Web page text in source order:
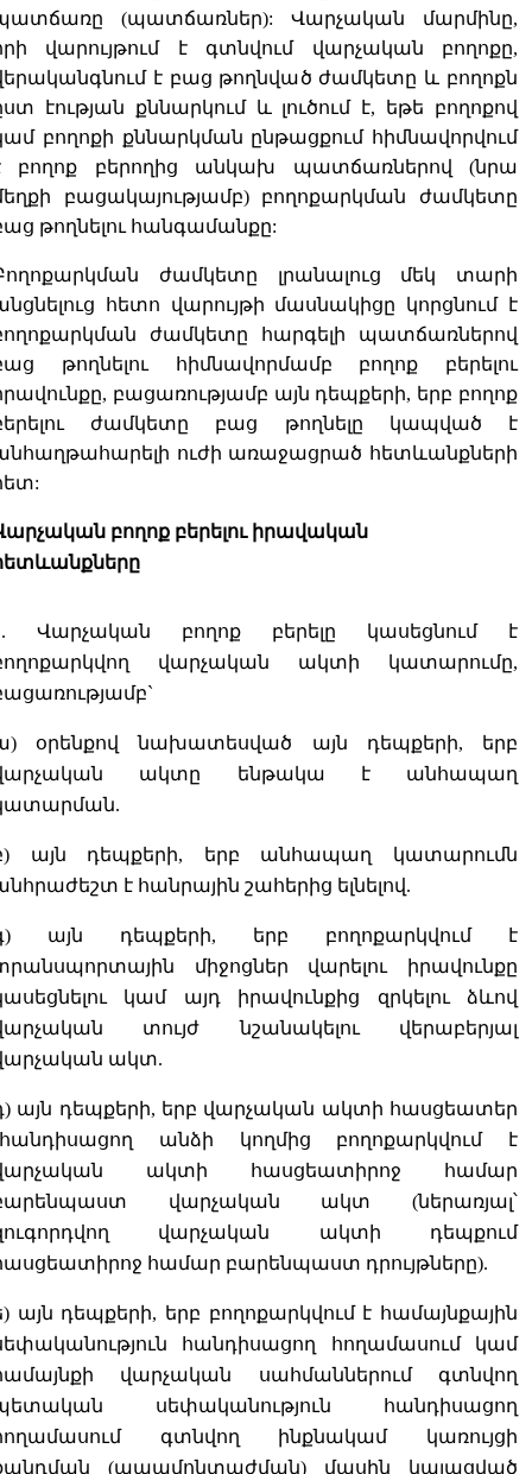
(պատճառներ): Վարչական մարմինը,
վարույթում է գտնվում վարչական բողոքը,
է բաց թողնված ժամկետը և բողոքն
էության քննարկում և լուծում է, եթե բողոքով
բողոքի քննարկման ընթացքում հիմնավորվում
բողոք բերողից անկախ պատճառներով (նրա
բացակայությամբ) բողոքարկման ժամկետը
թողնելու հանգամանքը:
ժամկետը լրանալուց մեկ տարի
հետո վարույթի մասնակիցը կորցնում է
ժամկետը հարգելի պատճառներով
թողնելու հիմնավորմամբ բողոք բերելու
բացառությամբ այն դեպքերի, երբ բողոք
ժամկետը բաց թողնելը կապված է
ուժի առաջացրած հետևանքների
բողոք բերելու իրավական
Վարչական բողոք բերելը կասեցնում է
վարչական ակտի կատարումը,
օրենքով նախատեսված այն դեպքերի, երբ
ակտը ենթակա է անհապաղ
այն դեպքերի, երբ անհապաղ կատարումն
է հանրային շահերից ելնելով.
այն դեպքերի, երբ բողոքարկվում է
միջոցներ վարելու իրավունքը
կամ այդ իրավունքից զրկելու ձևով
տույժ նշանակելու վերաբերյալ
ակտ.
այն դեպքերի, երբ վարչական ակտի հասցեատեր
անձի կողմից բողոքարկվում է
ակտի հասցեատիրոջ համար
վարչական ակտ (ներառյալ՝
վարչական ակտի դեպքում
համար բարենպաստ դրույթները).
այն դեպքերի, երբ բողոքարկվում է համայնքային
հանդիսացող հողամասում կամ
վարչական սահմաններում գտնվող
սեփականություն հանդիսացող
գտնվող ինքնակամ կառույցի
(ապամոնտաժման) մասին կայացված